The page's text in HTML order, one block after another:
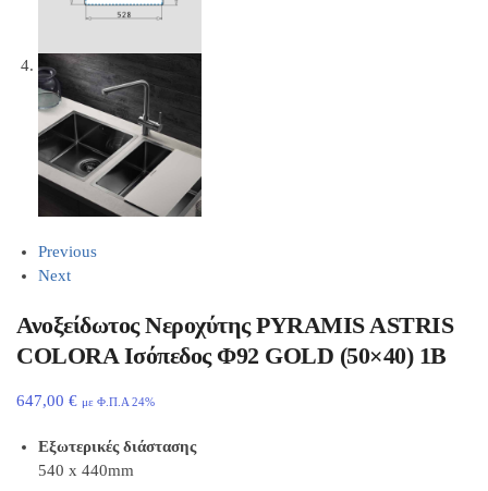
Previous
Next
Ανοξείδωτος Νεροχύτης PYRAMIS ASTRIS
COLORA Ισόπεδος Φ92 GOLD (50×40) 1B
647,00 € με Φ.Π.Α 24%
Εξωτερικές διάστασης
540 x 440mm